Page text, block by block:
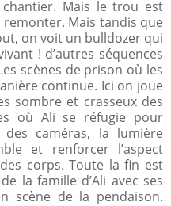
chantier. Mais le trou est
Mais tandis que
on voit un bulldozer qui
! d’autres séquences
scènes de prison où les
continue. Ici on joue
sombre et crasseux des
où Ali se réfugie pour
caméras, la lumière
et renforcer l’aspect
corps. Toute la fin est
la famille d’Ali avec ses
scène de la pendaison.